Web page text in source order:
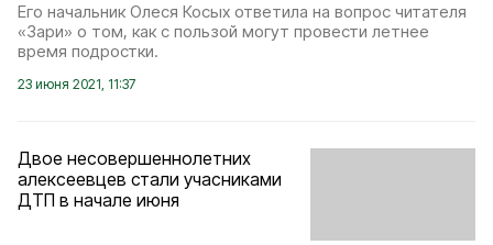
Его начальник Олеся Косых ответила на вопрос читателя
«Зари» о том, как с пользой могут провести летнее
время подростки.
23 июня 2021, 11:37
Двое несовершеннолетних
алексеевцев стали учасниками
ДТП в начале июня